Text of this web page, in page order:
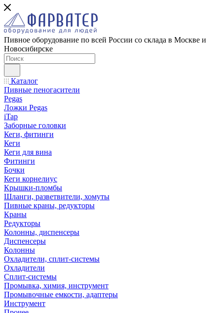
Пивное оборудование по всей России со склада в Москве и
Новосибирске
Каталог
Пивные пеногасители
Pegas
Ложки Pegas
iTap
Заборные головки
Кеги, фитинги
Кеги
Кеги для вина
Фитинги
Бочки
Кеги корнелиус
Крышки-пломбы
Шланги, разветвители, хомуты
Пивные краны, редукторы
Краны
Редукторы
Колонны, диспенсеры
Диспенсеры
Колонны
Охладители, сплит-системы
Охладители
Сплит-системы
Промывка, химия, инструмент
Промывочные емкости, адаптеры
Инструмент